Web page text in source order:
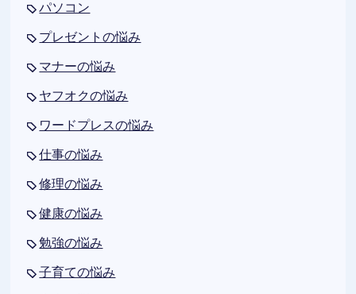
パソコン
プレゼントの悩み
マナーの悩み
ヤフオクの悩み
ワードプレスの悩み
仕事の悩み
修理の悩み
健康の悩み
勉強の悩み
子育ての悩み